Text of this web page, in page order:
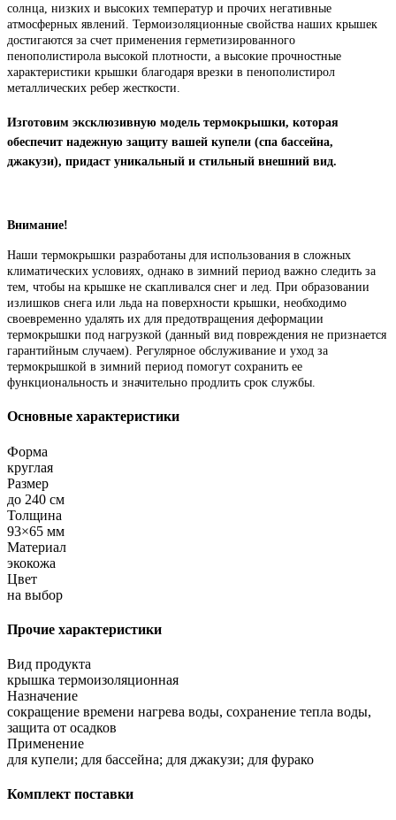
солнца, низких и высоких температур и прочих негативные
атмосферных явлений. Термоизоляционные свойства наших крышек
достигаются за счет применения герметизированного
пенополистирола высокой плотности, а высокие прочностные
характеристики крышки благодаря врезки в пенополистирол
металлических ребер жесткости.
Изготовим эксклюзивную модель термокрышки, которая
обеспечит надежную защиту вашей купели (спа бассейна,
джакузи), придаст уникальный и стильный внешний вид.
Внимание!
Наши термокрышки разработаны для использования в сложных
климатических условиях, однако в зимний период важно следить за
тем, чтобы на крышке не скапливался снег и лед. При образовании
излишков снега или льда на поверхности крышки, необходимо
своевременно удалять их для предотвращения деформации
термокрышки под нагрузкой (данный вид повреждения не признается
гарантийным случаем). Регулярное обслуживание и уход за
термокрышкой в зимний период помогут сохранить ее
функциональность и значительно продлить срок службы.
Основные характеристики
Форма
круглая
Размер
до 240 см
Толщина
93×65 мм
Материал
экокожа
Цвет
на выбор
Прочие характеристики
Вид продукта
крышка термоизоляционная
Назначение
сокращение времени нагрева воды, сохранение тепла воды,
защита от осадков
Применение
для купели; для бассейна; для джакузи; для фурако
Комплект поставки